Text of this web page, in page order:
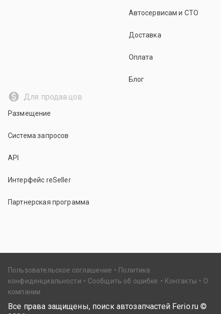
Автосервисам и СТО
Доставка
Оплата
Блог
Для продавцов
Размещение
Система запросов
API
Интерфейс reSeller
Партнерская программа
Пользовательское соглашение
Политика
конфиденциальности
Сообщить об ошибке Контакты
О
компании
Все права защищены, поиск автозапчастей Ferio.ru ©